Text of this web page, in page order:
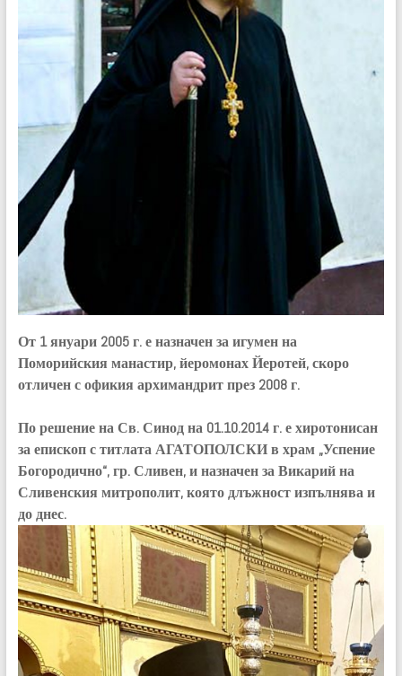
От 1 януари 2005 г. е назначен за игумен на
Поморийския манастир, йеромонах Йеротей, скоро
отличен с офикия архимандрит през 2008 г.
По решение на Св. Синод на 01.10.2014 г. е хиротонисан
за епископ с титлата АГАТОПОЛСКИ в храм „Успение
Богородично“, гр. Сливен, и назначен за Викарий на
Сливенския митрополит, която длъжност изпълнява и
до днес.